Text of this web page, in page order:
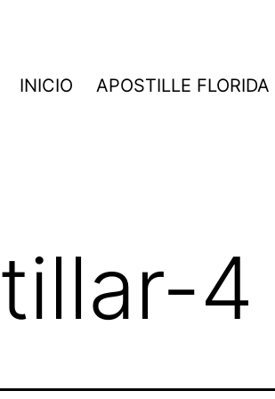
INICIO APOSTILLE FLORIDA
4